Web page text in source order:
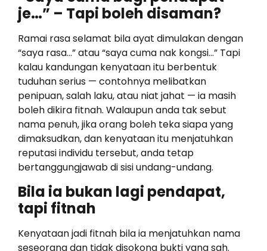
je…” – Tapi boleh disaman?
Ramai rasa selamat bila ayat dimulakan dengan
“saya rasa…” atau “saya cuma nak kongsi…” Tapi
kalau kandungan kenyataan itu berbentuk
tuduhan serius — contohnya melibatkan
penipuan, salah laku, atau niat jahat — ia masih
boleh dikira fitnah. Walaupun anda tak sebut
nama penuh, jika orang boleh teka siapa yang
dimaksudkan, dan kenyataan itu menjatuhkan
reputasi individu tersebut, anda tetap
bertanggungjawab di sisi undang-undang.
Bila ia bukan lagi pendapat,
tapi fitnah
Kenyataan jadi fitnah bila ia menjatuhkan nama
seseorang dan tidak disokong bukti yang sah.